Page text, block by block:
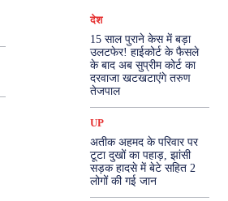
मनोरंजन
देश
15 साल पुराने केस में बड़ा
उलटफेर! हाईकोर्ट के फैसले
के बाद अब सुप्रीम कोर्ट का
दरवाजा खटखटाएंगे तरुण
तेजपाल
UP
अतीक अहमद के परिवार पर
टूटा दुखों का पहाड़, झांसी
सड़क हादसे में बेटे सहित 2
लोगों की गई जान